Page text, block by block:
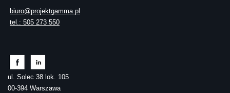
biuro@projektgamma.pl
tel.: 505 273 550
ul. Solec 38 lok. 105
00-394 Warszawa